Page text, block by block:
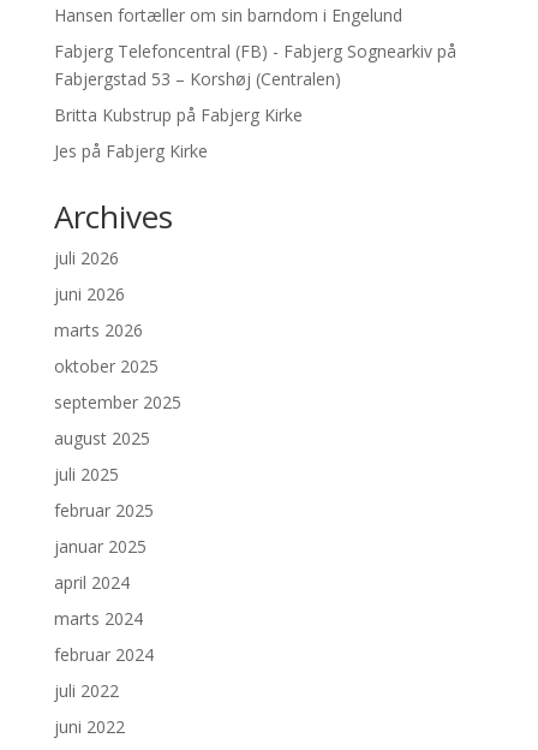
Hansen fortæller om sin barndom i Engelund
Fabjerg Telefoncentral (FB) - Fabjerg Sognearkivpå
Fabjergstad 53 – Korshøj (Centralen)
Britta Kubstrup på Fabjerg Kirke
Jes på Fabjerg Kirke
Archives
juli 2026
juni 2026
marts 2026
oktober 2025
september 2025
august 2025
juli 2025
februar 2025
januar 2025
april 2024
marts 2024
februar 2024
juli 2022
juni 2022